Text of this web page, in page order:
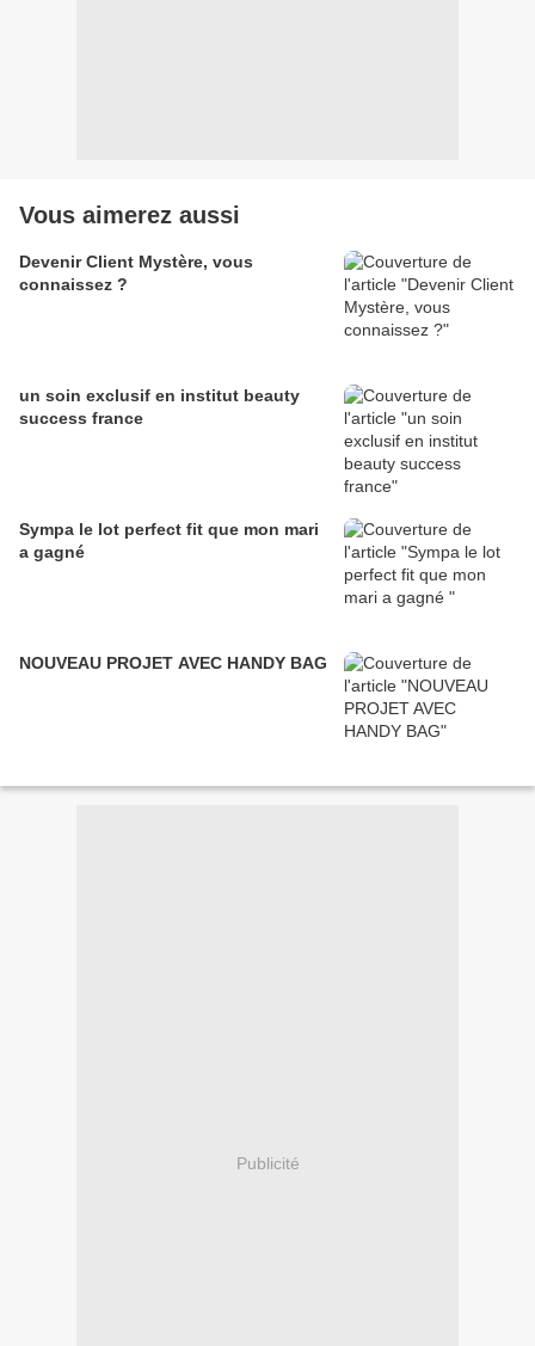
Vous aimerez aussi
Devenir Client Mystère, vous
connaissez ?
un soin exclusif en institut beauty
success france
Sympa le lot perfect fit que mon mari
a gagné
NOUVEAU PROJET AVEC HANDY BAG
Publicité